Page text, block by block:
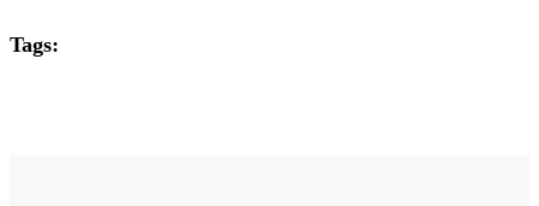
Tags: